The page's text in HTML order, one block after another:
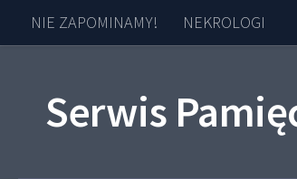
Skip to content
NIE ZAPOMINAMY! NEKROLOGI
Serwis